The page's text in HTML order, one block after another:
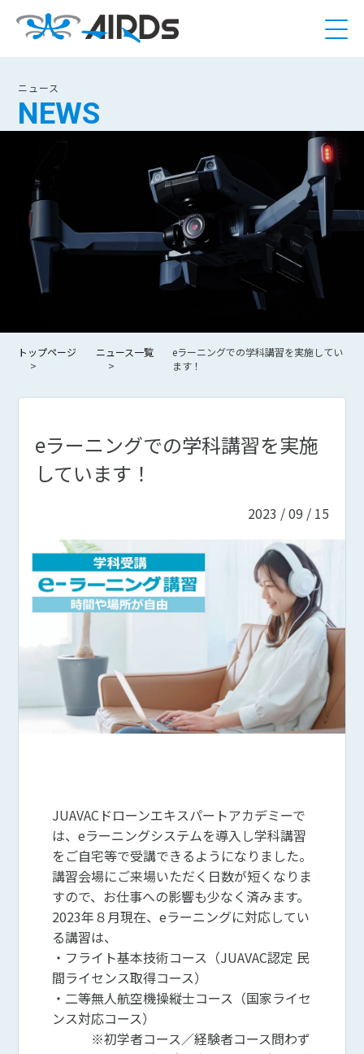
ニュース
NEWS
トップページ ニュース一覧
eラーニングでの学科講習を実施してい
ます！
eラーニングでの学科講習を実施
しています！
2023 / 09 / 15
JUAVACドローンエキスパートアカデミーで
は、eラーニングシステムを導入し学科講習
をご自宅等で受講できるようになりました。
講習会場にご来場いただく日数が短くなりま
すので、お仕事への影響も少なく済みます。
2023年８月現在、eラーニングに対応してい
る講習は、
・フライト基本技術コース（JUAVAC認定 民
間ライセンス取得コース）
・二等無人航空機操縦士コース（国家ライセ
ンス対応コース）
※初学者コース／経験者コース問わず